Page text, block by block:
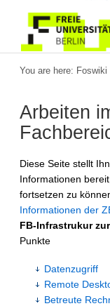
You are here: Foswiki
Arbeiten
Diese Seite stellt
Informationen
fortsetzen zu
Informationen der
FB-Infrastrukur
Punkte
Datenzugriff
Remote
Betreute